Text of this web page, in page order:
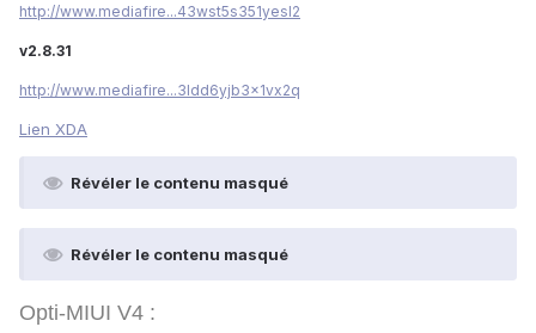
http://www.mediafire...43wst5s351yesl2
v2.8.31
http://www.mediafire...3ldd6yjb3x1vx2q
Lien XDA
Révéler le contenu masqué
Révéler le contenu masqué
Opti-MIUI V4 :